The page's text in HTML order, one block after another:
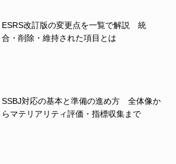
ESRS改訂版の変更点を一覧で解説 統
合・削除・維持された項目とは
SSBJ対応の基本と準備の進め方 全体像か
らマテリアリティ評価・指標収集まで